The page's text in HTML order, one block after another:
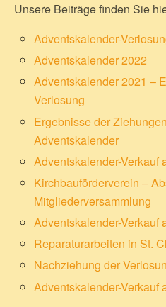
Unsere Beiträge finden Sie
Adventskalender-
Adventskalender 2022
Adventskalender 2021 –
Verlosung
Ergebnisse der
Adventskalender
Adventskalender-Verkauf
Kirchbauförderverein –
Mitgliederversammlung
Adventskalender-Verkauf
Reparaturarbeiten in St.
Nachziehung der
Adventskalender-Verkauf